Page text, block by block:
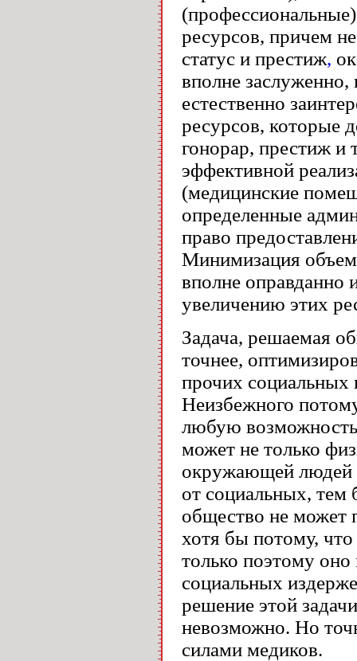
ресурсов, причем
статус и престиж,
вполне
естественно
ресурсов, которые
гонорар, престиж и
эффективной
(медицинские
определенные
право
Минимизация
вполне оправданно
увеличению этих
Задача, решаемая
точнее,
прочих социальных
Неизбежного
любую
может не только
окружающей людей
от социальных, тем
общество не может
хотя бы потому,
только поэтому
социальных
решение этой
невозможно. Но
силами медиков.